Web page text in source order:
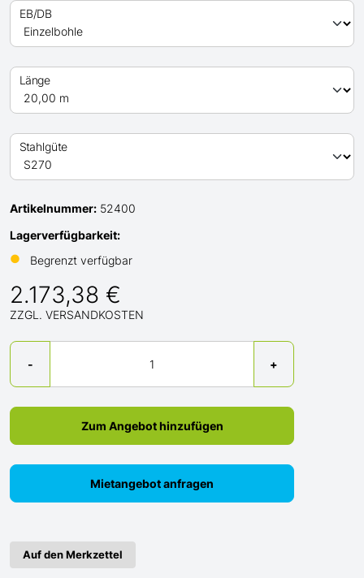
EB/DB
Länge
Stahlgüte
Artikelnummer: 52400
Lagerverfügbarkeit:
●
Begrenzt verfügbar
2.173,38 €
ZZGL. VERSANDKOSTEN
-
Menge
+
Zum Angebot hinzufügen
Mietangebot anfragen
Auf den Merkzettel